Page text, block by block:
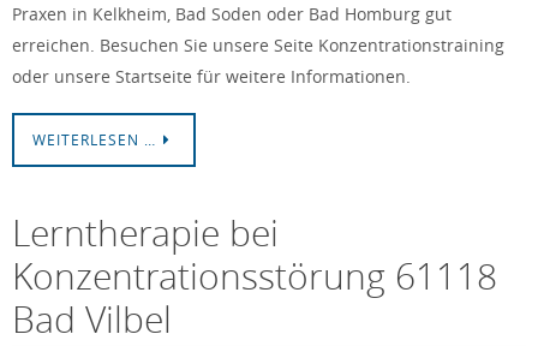
Praxen in Kelkheim, Bad Soden oder Bad Homburg gut
erreichen. Besuchen Sie unsere Seite Konzentrationstraining
oder unsere Startseite für weitere Informationen.
WEITERLESEN …
Lerntherapie bei
Konzentrationsstörung 61118
Bad Vilbel